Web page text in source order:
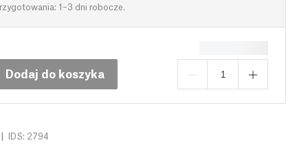
1–3 dni robocze.
Dodaj do koszyka
| IDS: 2794